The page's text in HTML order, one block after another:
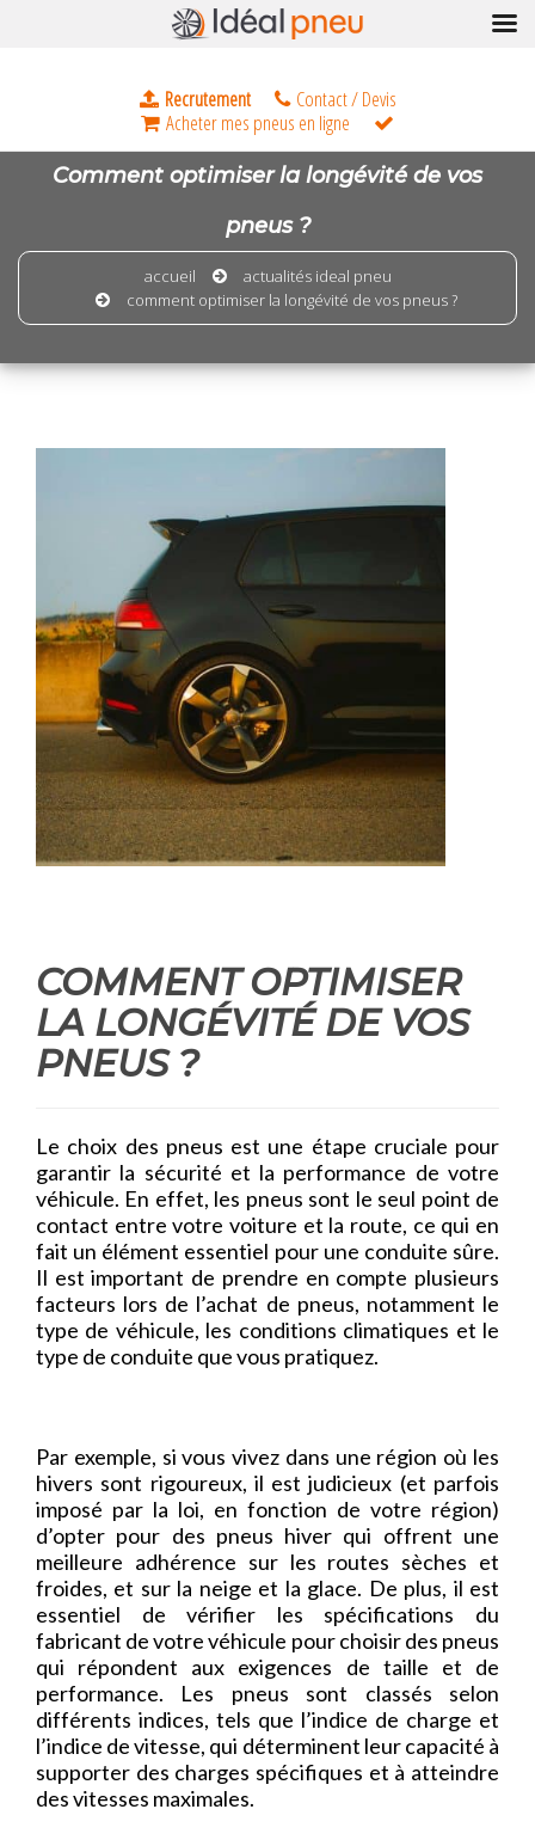
Comment optimiser la longévité de vos
pneus ?
accueil
actualités ideal pneu
comment optimiser la longévité de vos pneus ?
COMMENT OPTIMISER
LA LONGÉVITÉ DE VOS
PNEUS ?
Le choix des pneus est une étape cruciale pour
garantir la sécurité et la performance de votre
véhicule. En effet, les pneus sont le seul point de
contact entre votre voiture et la route, ce qui en
fait un élément essentiel pour une conduite sûre.
Il est important de prendre en compte plusieurs
facteurs lors de l’achat de pneus, notamment le
type de véhicule, les conditions climatiques et le
type de conduite que vous pratiquez.
Par exemple, si vous vivez dans une région où les
hivers sont rigoureux, il est judicieux (et parfois
imposé par la loi, en fonction de votre région)
d’opter pour des pneus hiver qui offrent une
meilleure adhérence sur les routes sèches et
froides, et sur la neige et la glace. De plus, il est
essentiel de vérifier les spécifications du
fabricant de votre véhicule pour choisir des pneus
qui répondent aux exigences de taille et de
performance. Les pneus sont classés selon
différents indices, tels que l’indice de charge et
l’indice de vitesse, qui déterminent leur capacité à
supporter des charges spécifiques et à atteindre
des vitesses maximales.